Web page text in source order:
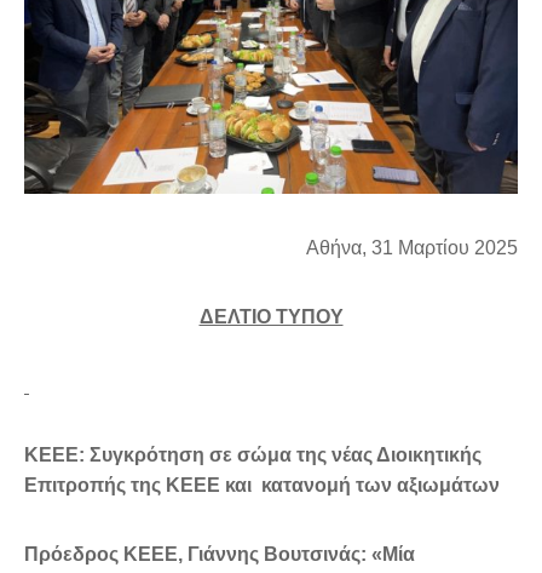
Αθήνα, 31 Μαρτίου 2025
ΔΕΛΤΙΟ ΤΥΠΟΥ
ΚΕΕΕ: Συγκρότηση σε σώμα της νέας Διοικητικής
Επιτροπής της ΚΕΕΕ και κατανομή των αξιωμάτων
Πρόεδρος ΚΕΕΕ, Γιάννης Βουτσινάς: « Μία